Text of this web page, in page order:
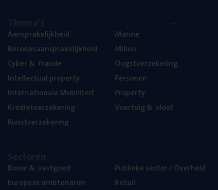
Aan­spra­ke­lijk­heid
Beroeps­aan­spra­ke­lijk­heid
Cyber& fraude
Intel­lec­tu­al property
Inter­na­ti­o­na­le Mobiliteit
Kre­diet­ver­ze­ke­ring
Kunst­ver­ze­ke­ring
Mari­ne
Mili­eu
Oogst­ver­ze­ke­ring
Per­so­nen
Pro­per­ty
Voer­tuig& vloot
Bouw& vastgoed
Euro­pe­se ambtenaren
Publie­ke sec­tor / Overheid
Retail